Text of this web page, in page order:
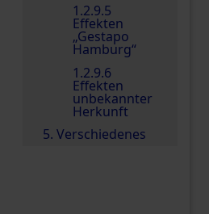
1.2.9.5
Effekten
„Gestapo
Hamburg“
1.2.9.6
Effekten
unbekannter
Herkunft
5. Verschiedenes